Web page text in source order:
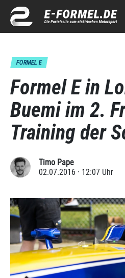
FORMEL E
Formel E in
Buemi im 2.
Training der
Timo Pape
02.07.2016 · 12:07 Uhr